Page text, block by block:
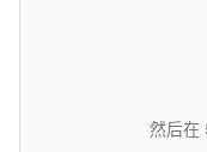
然后在